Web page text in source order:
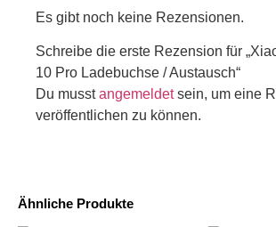
Ähnliche Produkte
Es gibt noch keine Rezensionen.
Schreibe die erste Rezension für
10 Pro Ladebuchse / Austausch“
Du musstangemeldetsein, um eine
veröffentlichen zu können.